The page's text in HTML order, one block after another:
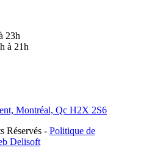
23h
à 21h
Montréal, Qc H2X 2S6
Réservés - Politique de
Delisoft